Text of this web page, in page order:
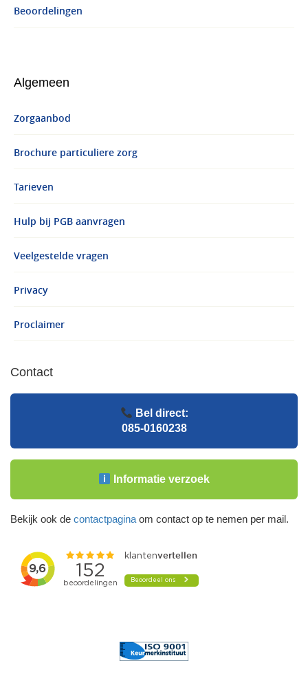
Beoordelingen
Algemeen
Zorgaanbod
Brochure particuliere zorg
Tarieven
Hulp bij PGB aanvragen
Veelgestelde vragen
Privacy
Proclaimer
Contact
Bel direct:
085-0160238
Informatie verzoek
Bekijk ook de contactpagina om contact op te nemen per mail.